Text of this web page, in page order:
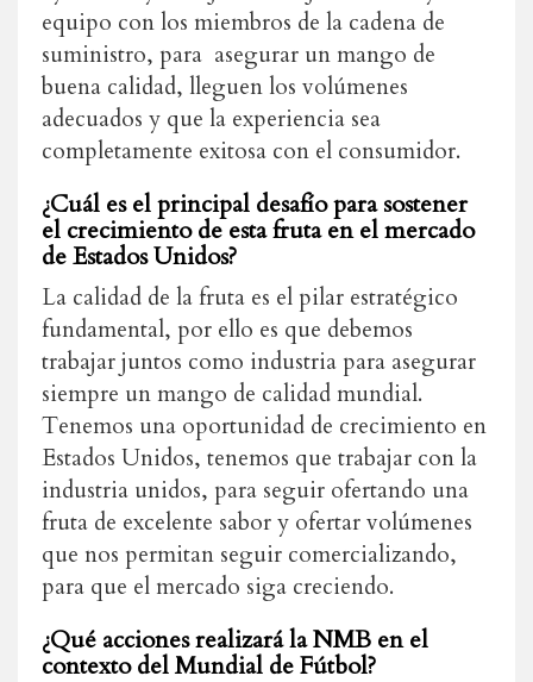
equipo con los miembros de la cadena de
suministro, para asegurar un mango de
buena calidad, lleguen los volúmenes
adecuados y que la experiencia sea
completamente exitosa con el consumidor.
¿Cuál es el principal desafío para sostener
el crecimiento de esta fruta en el mercado
de Estados Unidos?
La calidad de la fruta es el pilar estratégico
fundamental, por ello es que debemos
trabajar juntos como industria para asegurar
siempre un mango de calidad mundial.
Tenemos una oportunidad de crecimiento en
Estados Unidos, tenemos que trabajar con la
industria unidos, para seguir ofertando una
fruta de excelente sabor y ofertar volúmenes
que nos permitan seguir comercializando,
para que el mercado siga creciendo.
¿Qué acciones realizará la NMB en el
contexto del Mundial de Fútbol?